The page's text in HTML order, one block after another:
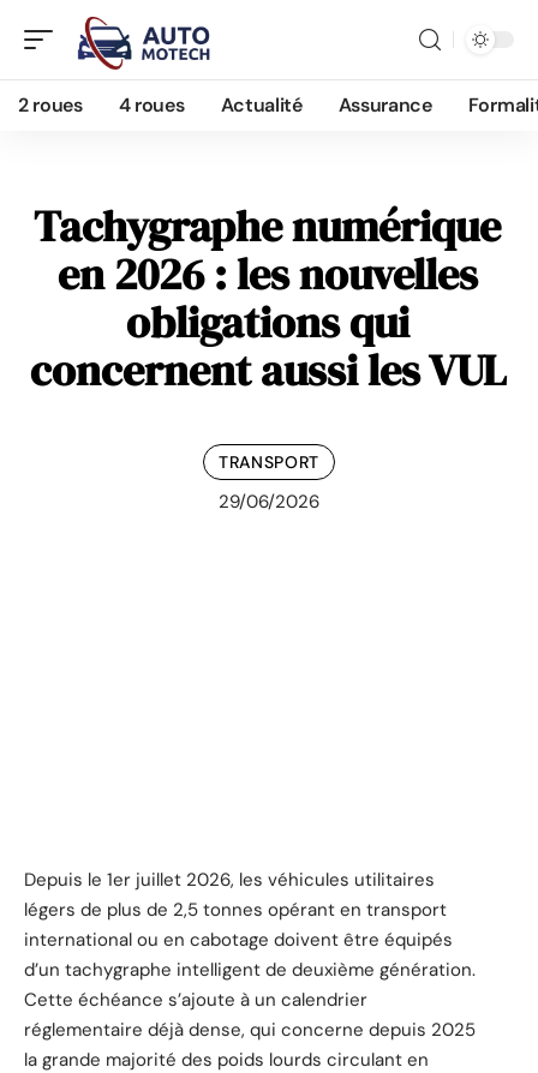
2 roues 4 roues Actualité Assurance
Tachygraphe numérique
en 2026 : les nouvelles
obligations qui
concernent aussi les VUL
TRANSPORT
29/06/2026
Depuis le 1er juillet 2026, les véhicules utilitaires
légers de plus de 2,5 tonnes opérant en transport
international ou en cabotage doivent être équipés
d’un tachygraphe intelligent de deuxième génération.
Cette échéance s’ajoute à un calendrier
réglementaire déjà dense, qui concerne depuis 2025
la grande majorité des poids lourds circulant en